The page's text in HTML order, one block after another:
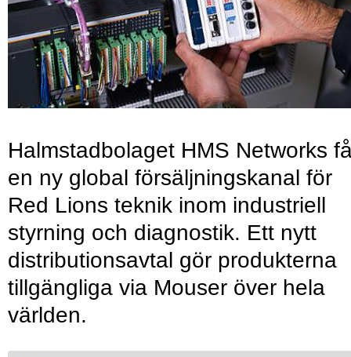
Halmstadbolaget HMS Networks
en ny global försäljningskanal för
Red Lions teknik inom industriell
styrning och diagnostik. Ett nytt
distributionsavtal gör produkterna
tillgängliga via Mouser över hela
världen.